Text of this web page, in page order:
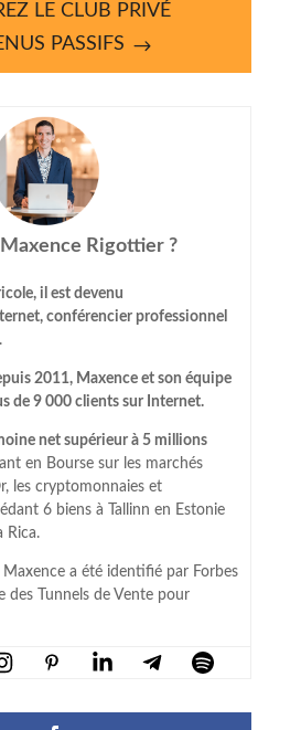
LE CLUB PRIVÉ
PASSIFS
Rigottier ?
il est devenu
conférencier professionnel
2011, Maxence et son équipe
de 9 000 clients sur Internet.
net supérieur à 5 millions
en Bourse sur les marchés
les cryptomonnaies et
6 biens à Tallinn en Estonie
Rica.
a été identifié par Forbes
des Tunnels de Vente pour